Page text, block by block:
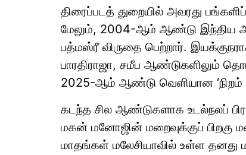
திரைப்படத் துறையில் அவரது
மேலும், 2004-ஆம் ஆண்டு இந்திய
பத்மஸ்ரீ விருதை பெற்றார்.
பாரதிராஜா, சமீப ஆண்டுகளிலும்
2025-ஆம் ஆண்டு வெளியான ‘நிறம்
கடந்த சில ஆண்டுகளாக உடல்நலப்
மகன் மனோஜின் மறைவுக்குப் பிறகு
மாதங்கள் மலேசியாவில் உள்ள தனது